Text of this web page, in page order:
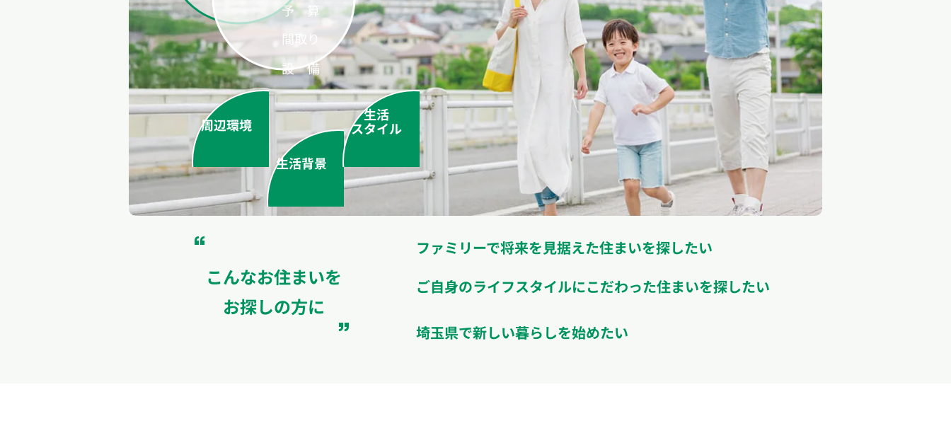
​予 算
間取り
設 備
周辺環境
生活背景
生活
スタイル
こんなお住まいを
お探しの方に
“
”
ファミリーで将来を見据えた住まいを探したい
ご自身のライフスタイルにこだわった住まいを探したい
埼玉県で新しい暮らしを始めたい